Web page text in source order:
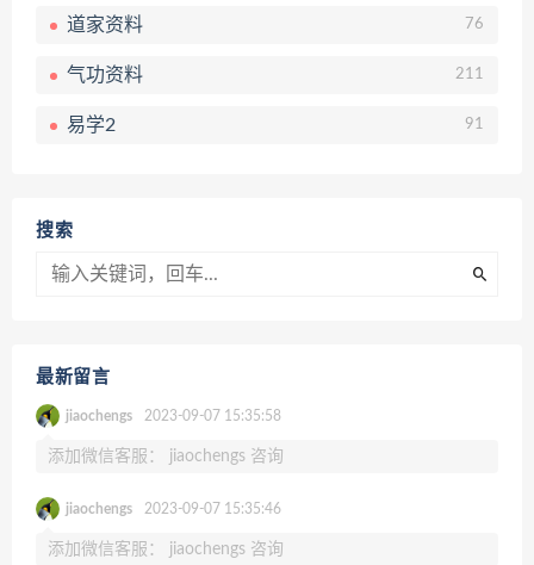
道家资料 76
气功资料 211
易学2 91
搜索
最新留言
jiaochengs 2023-09-07 15:35:58
添加微信客服： jiaochengs 咨询
jiaochengs 2023-09-07 15:35:46
添加微信客服： jiaochengs 咨询